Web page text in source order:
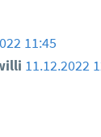
11:45
11.12.2022